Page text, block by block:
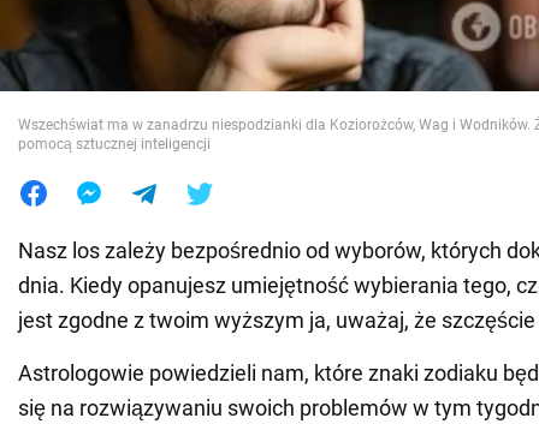
Jedzenie
Wszechświat ma w zanadrzu niespodzianki dla Koziorożców, Wag i Wodników.
pomocą sztucznej inteligencji
Nasz los zależy bezpośrednio od wyborów, których
dnia. Kiedy opanujesz umiejętność wybierania tego,
jest zgodne z twoim wyższym ja, uważaj, że
Astrologowie powiedzieli nam, które znaki zodiaku
się na rozwiązywaniu swoich problemów w tym